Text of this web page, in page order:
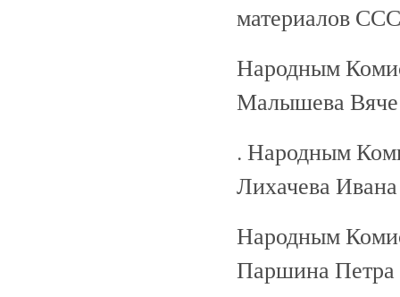
материалов
Народным
Малышева
. Народным
Лихачева
Народным
Паршина Петра